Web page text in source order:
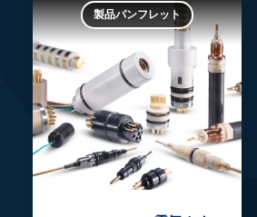
製品パンフレット